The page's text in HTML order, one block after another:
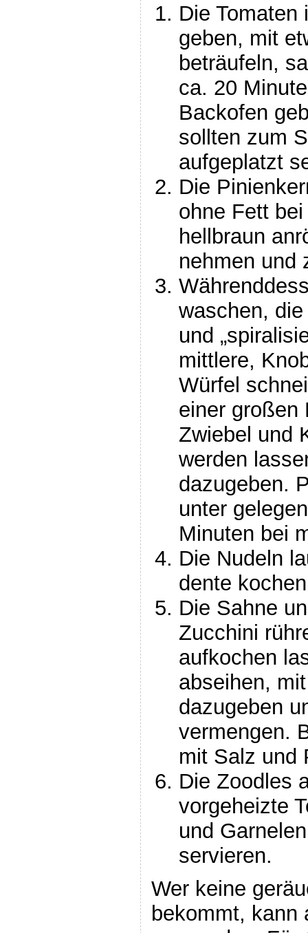
Die Tomaten
geben, mit
beträufeln,
ca. 20
Backofen
sollten zum
aufgeplatzt
Die
ohne Fett
hellbraun
nehmen und
waschen,
und
mittlere,
Würfel
einer großen
Zwiebel und
werden
dazugeben.
unter
Minuten bei
Die Nudeln
dente
Die Sahne
Zucchini
aufkochen
abseihen,
dazugeben
vermengen.
mit Salz und
Die Zoodles
vorgeheizte
und
servieren.
Wer keine
bekommt, kann